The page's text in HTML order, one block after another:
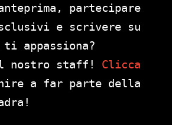
partecipare
e scrivere su
appassiona?
nostro staff! Clicca
a far parte della